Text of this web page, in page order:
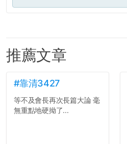
推薦文章
#靠清3427
等不及會長再次長篇大論 毫
無重點地硬拗了...